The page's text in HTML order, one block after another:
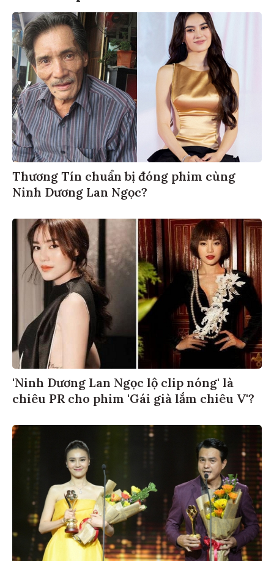
Thương Tín chuẩn bị đóng phim cùng
Ninh Dương Lan Ngọc?
'Ninh Dương Lan Ngọc lộ clip nóng' là
chiêu PR cho phim 'Gái già lắm chiêu V'?